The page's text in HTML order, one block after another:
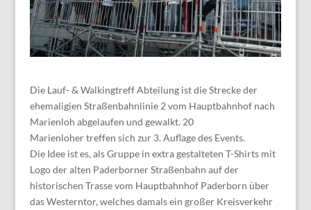
Die Lauf- & Walkingtreff Abteilung ist die Strecke der
ehemaligien Straßenbahnlinie 2 vom Hauptbahnhof nach
Marienloh abgelaufen und gewalkt. 20
Marienlohertreffen sich zur 3. Auflage des Events.
Die Idee ist es, als Gruppe in extra gestalteten T-Shirts mit
Logo der alten Paderborner Straßenbahn auf der
historischen Trasse vom Hauptbahnhof Paderborn über
das Westerntor, welches damals ein großer Kreisverkehr